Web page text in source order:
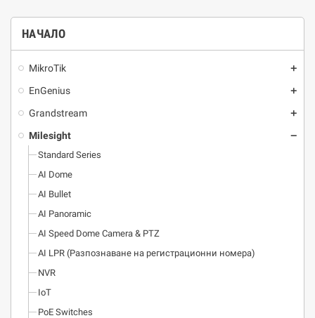
НАЧАЛО
MikroTik add
EnGenius add
Grandstream add
Milesight remove
Standard Series
AI Dome
AI Bullet
AI Panoramic
AI Speed Dome Camera & PTZ
AI LPR (Разпознаване на регистрационни номера)
NVR
IoT
PoE Switches